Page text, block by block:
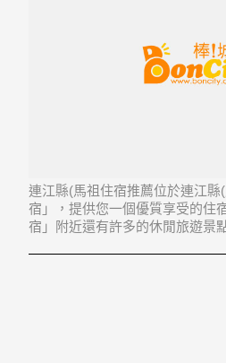
連江縣(馬祖住宿推薦位於連江
宿」，提供您一個優質享受的住
宿」附近還有許多的休閒旅遊景